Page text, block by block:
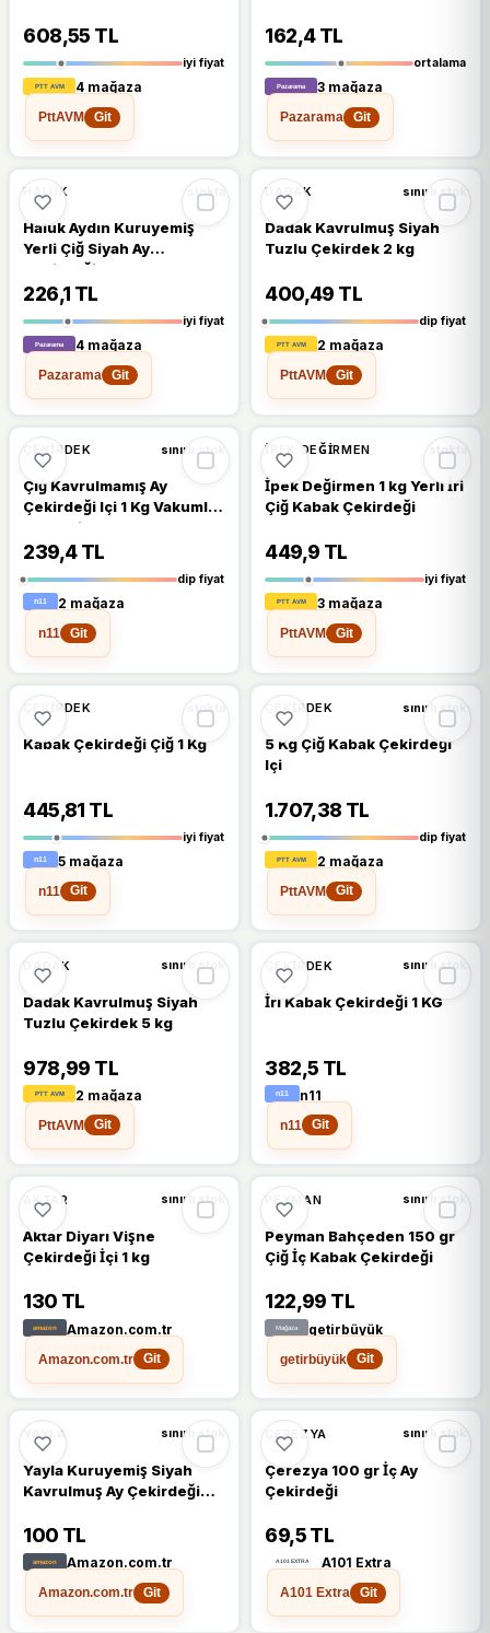
608,55 TL
iyi fiyat
4 mağaza
PttAVM
Git
162,4 TL
ortalama
3 mağaza
Pazarama
Git
%28 %28 DÜŞTÜ
HALUK stokta
Haluk Aydın Kuruyemiş
Yerli Çiğ Siyah Ay
Çekirdeği 1 kg
226,1 TL
iyi fiyat
4 mağaza
Pazarama
Git
%23 %23 DÜŞTÜ
DADAK sınırlı stok
Dadak Kavrulmuş Siyah
Tuzlu Çekirdek 2 kg
400,49 TL
dip fiyat
2 mağaza
PttAVM
Git
%27 %27 DÜŞTÜ
ÇEKIRDEK sınırlı stok
Çiğ Kavrulmamış Ay
Çekirdeği Içi 1 Kg Vakumlu
Ambalaj
239,4 TL
dip fiyat
2 mağaza
n11
Git
%20 %20 DÜŞTÜ
İPEK DEĞIRMEN stokta
İpek Değirmen 1 kg Yerli İri
Çiğ Kabak Çekirdeği
449,9 TL
iyi fiyat
3 mağaza
PttAVM
Git
%22 DÜŞTÜ
ÇEKIRDEK stokta
Kabak Çekirdeği Çiğ 1 Kg
445,81 TL
iyi fiyat
5 mağaza
n11
Git
ÇEKIRDEK sınırlı stok
5 Kg Çiğ Kabak Çekirdeği
Içi
1.707,38 TL
dip fiyat
2 mağaza
PttAVM
Git
DADAK sınırlı stok
Dadak Kavrulmuş Siyah
Tuzlu Çekirdek 5 kg
978,99 TL
2 mağaza
PttAVM
Git
ÇEKIRDEK sınırlı stok
İri Kabak Çekirdeği 1 KG
382,5 TL
n11
n11
Git
AKTAR sınırlı stok
Aktar Diyarı Vişne
Çekirdeği İçi 1 kg
130 TL
Amazon.com.tr
Amazon.com.tr
Git
PEYMAN sınırlı stok
Peyman Bahçeden 150 gr
Çiğ İç Kabak Çekirdeği
122,99 TL
getirbüyük
getirbüyük
Git
YAYLA sınırlı stok
Yayla Kuruyemiş Siyah
Kavrulmuş Ay Çekirdeği
100 TL
Amazon.com.tr
Amazon.com.tr
Git
ÇEREZYA sınırlı stok
Çerezya 100 gr İç Ay
Çekirdeği
69,5 TL
A101 Extra
A101 Extra
Git